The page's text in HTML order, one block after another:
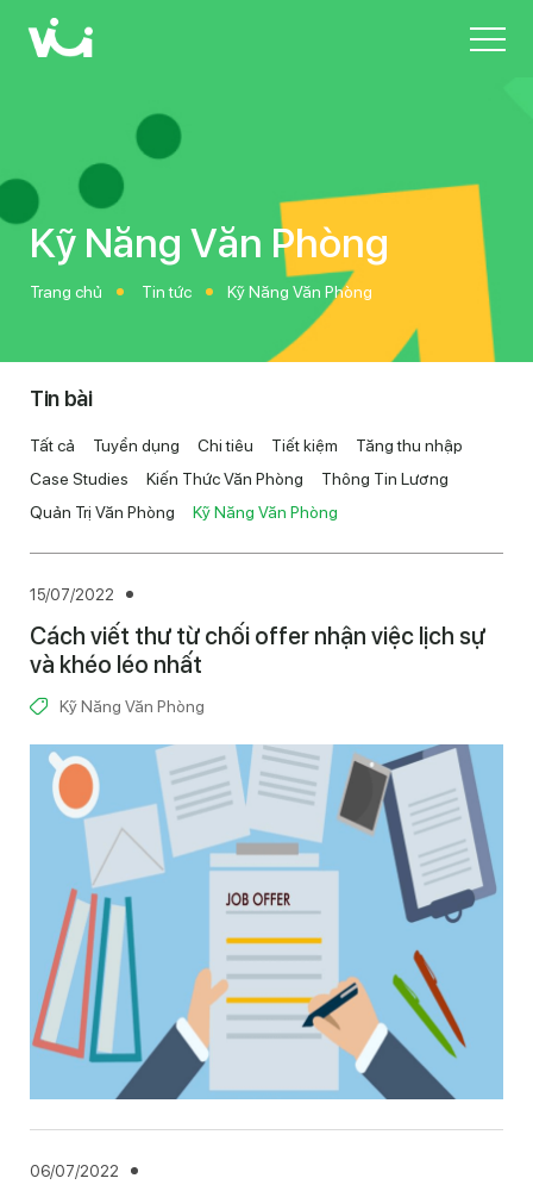
Kỹ Năng Văn Phòng
Trang chủ Tin tức Kỹ Năng Văn Phòng
Tin bài
Tất cả Tuyển dụng Chi tiêu Tiết kiệm
Tăng thu nhập
Case Studies
Kiến Thức Văn Phòng
Thông Tin Lương
Quản Trị Văn Phòng
Kỹ Năng Văn Phòng
15/07/2022
Cách viết thư từ chối offer nhận việc lịch sự
và khéo léo nhất
Kỹ Năng Văn Phòng
06/07/2022